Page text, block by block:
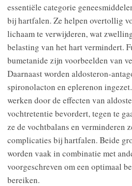
essentiële categorie
bij hartfalen. Ze helpen overtollig
lichaam te verwijderen, wat
belasting van het hart vermindert.
bumetanide zijn voorbeelden van
Daarnaast worden aldosteron-
spironolacton en eplerenon
werken door de effecten van
vochtretentie bevordert, tegen te
ze de vochtbalans en verminderen
complicaties bij hartfalen. Beide
worden vaak in combinatie met
voorgeschreven om een optimaal
bereiken.